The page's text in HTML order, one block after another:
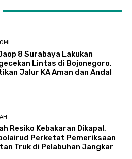
8 Surabaya Lakukan
Lintas di Bojonegoro,
Jalur KA Aman dan Andal
Resiko Kebakaran Dikapal,
Perketat Pemeriksaan
Truk di Pelabuhan Jangkar